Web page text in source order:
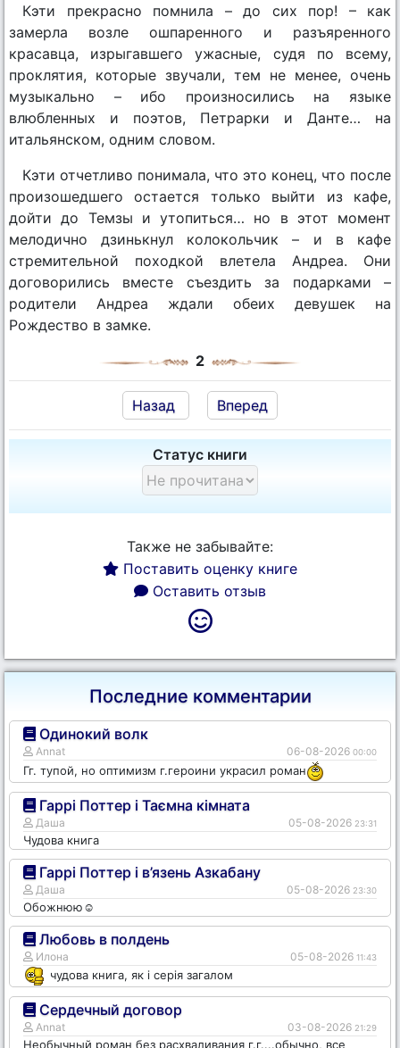
Кэти прекрасно помнила – до сих пор! – как
замерла возле ошпаренного и разъяренного
красавца, изрыгавшего ужасные, судя по всему,
проклятия, которые звучали, тем не менее, очень
музыкально – ибо произносились на языке
влюбленных и поэтов, Петрарки и Данте… на
итальянском, одним словом.
Кэти отчетливо понимала, что это конец, что после
произошедшего остается только выйти из кафе,
дойти до Темзы и утопиться… но в этот момент
мелодично дзинькнул колокольчик – и в кафе
стремительной походкой влетела Андреа. Они
договорились вместе съездить за подарками –
родители Андреа ждали обеих девушек на
Рождество в замке.
2
Назад Вперед
Статус книги
Также не забывайте:
Поставить оценку книге
Оставить отзыв
Последние комментарии
Одинокий волк
Annat 06-08-2026 00:00
Гг. тупой, но оптимизм г.героини украсил роман
Гаррі Поттер і Таємна кімната
Даша 05-08-2026 23:31
Чудова книга
Гаррі Поттер і в’язень Азкабану
Даша 05-08-2026 23:30
Обожнюю☺️
Любовь в полдень
Илона 05-08-2026 11:43
чудова книга, як і серія загалом
Сердечный договор
Annat 03-08-2026 21:29
Необычный роман без расхваливания г.г....обычно, все